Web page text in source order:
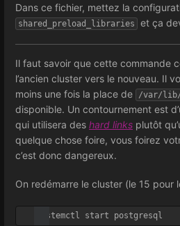
Dans ce fichier, mettez la
shared_preload_libraries et ça
Il faut savoir que cette commande
l’ancien cluster vers le nouveau. Il
moins une fois la place de
/var/lib/
disponible. Un contournement est
qui utilisera des hard links plutôt
quelque chose foire, vous foirez
c’est donc dangereux.
On redémarre le cluster (le 15 pour